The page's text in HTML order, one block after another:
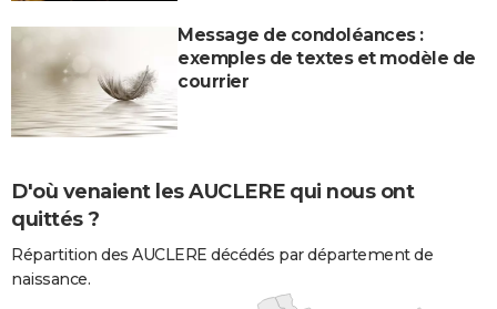
Message de condoléances :
exemples de textes et modèle de
courrier
D'où venaient les AUCLERE qui nous ont
quittés ?
Répartition des AUCLERE décédés par département de
naissance.